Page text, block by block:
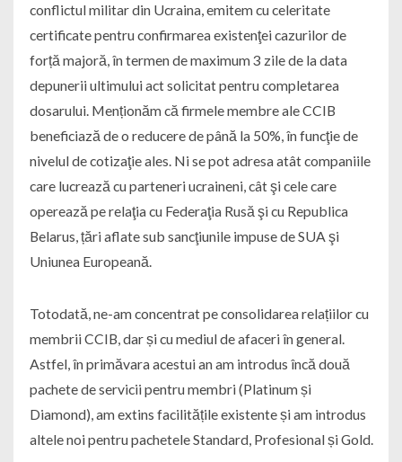
conflictul militar din Ucraina, emitem cu celeritate
certificate pentru confirmarea existenţei cazurilor de
forță majoră, în termen de maximum 3 zile de la data
depunerii ultimului act solicitat pentru completarea
dosarului. Menționăm că firmele membre ale CCIB
beneficiază de o reducere de până la 50%, în funcţie de
nivelul de cotizaţie ales. Ni se pot adresa atât companiile
care lucrează cu parteneri ucraineni, cât şi cele care
operează pe relaţia cu Federaţia Rusă şi cu Republica
Belarus, țări aflate sub sancţiunile impuse de SUA şi
Uniunea Europeană.
Totodată, ne-am concentrat pe consolidarea relațiilor cu
membrii CCIB, dar și cu mediul de afaceri în general.
Astfel, în primăvara acestui an am introdus încă două
pachete de servicii pentru membri (Platinum și
Diamond), am extins facilitățile existente și am introdus
altele noi pentru pachetele Standard, Profesional și Gold.